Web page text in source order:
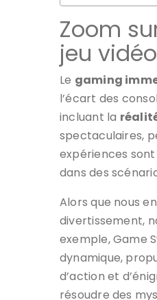
Zoom
jeu vidéo
Le gaming
l’écart des
incluant la
spectaculaires,
expériences
dans des
Alors que nous
divertissement,
exemple, Game
dynamique,
d’action et
résoudre des